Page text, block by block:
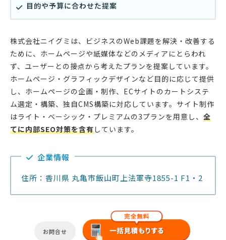
目的や予算に合わせた提案
株式会社ニイグミは、ビジネスのWeb課題を解決・改善する
ために、ホームページや紙媒体などのメディアにとらわれ
ず、ユーザーとの接点から考えたプランを提案しています。
ホームページ・グラフィックデザインなど目的に応じて提供
し、ホームページの企画・制作、ECサイトのカートシステ
ム選定・構築、独自CMS構築に対応しています。サイト制作
はライト・ベーシック・プレミアムの3プランを用意し、 全
てに内部SEO対策を含有しています。
企業情報
住所：香川県 丸亀市飯山町上法軍寺1855-1 F1・2
お問合せ